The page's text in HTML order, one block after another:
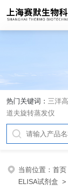
热门关键词： 三洋
道夫旋转蒸发仪
当前位置：首页
ELISA试剂盒 >